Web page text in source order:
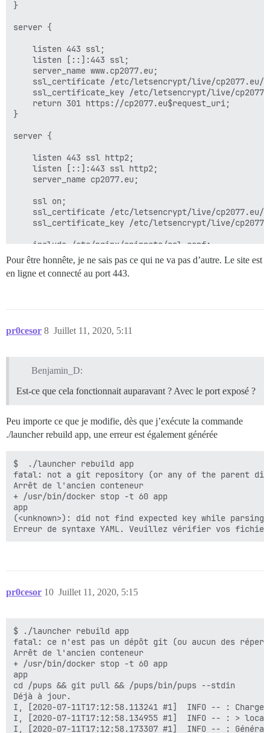
}
server {
    listen 443 ssl;
    listen [::]:443 ssl;
    server_name www.cp2077.eu;
ssl_certificate /etc/letsencrypt/live/cp2077.eu/
ssl_certificate_key /etc/letsencrypt/live/
    return 301 https://cp2077.eu$request_uri;
}
server {
    listen 443 ssl http2;
    listen [::]:443 ssl http2;
    server_name cp2077.eu;
    ssl on;
ssl_certificate /etc/letsencrypt/live/cp2077.eu/
ssl_certificate_key /etc/letsencrypt/live/
    include /etc/nginx/snippets/ssl.conf;
http2_idle_timeout 5m; # augmenté par rapport au
proxy_set_header X-Forwarded-For
    }
Pour être honnête, je ne sais pas ce qui ne va pas d’autre. Le site est
en ligne et connecté au port 443.
pr0cesor Juillet 11, 2020, 5:11
8
Benjamin_D:
Est-ce que cela fonctionnait auparavant ? Avec le port exposé ?
Peu importe ce que je modifie, dès que j’exécute la commande
./launcher rebuild app, une erreur est également générée
$  ./launcher rebuild app
fatal: not a git repository (or any of the parent
Arrêt de l'ancien conteneur
+ /usr/bin/docker stop -t 60 app
app
(<unknown>): did not find expected key while parsing
pr0cesor Juillet 11, 2020, 5:15
10
$ ./launcher rebuild app
fatal: ce n'est pas un dépôt git (ou aucun des
Arrêt de l'ancien conteneur
+ /usr/bin/docker stop -t 60 app
app
cd /pups && git pull && /pups/bin/pups --stdin
Déjà à jour.
I, [2020-07-11T17:12:58.113241 #1]  INFO -- :
I, [2020-07-11T17:12:58.134955 #1]  INFO -- : >
I, [2020-07-11T17:12:58.173307 #1]  INFO -- :